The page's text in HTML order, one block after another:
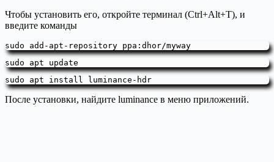
Чтобы установить его, откройте терминал (Ctrl+Alt+T), и
введите команды
sudo add-apt-repository ppa:dhor/myway
sudo apt update
sudo apt install luminance-hdr
После установки, найдите luminance в меню приложений.